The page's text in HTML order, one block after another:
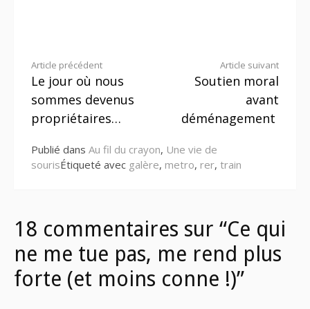
Lire
la
suite
Article précédent
Le jour où nous
sommes devenus
propriétaires…
Article suivant
Soutien moral
avant
déménagement
Publié dans Au fil du crayon, Une vie de
sourisÉtiqueté avec galère, metro, rer, train
18 commentaires sur “Ce qui
ne me tue pas, me rend plus
forte (et moins conne !)”